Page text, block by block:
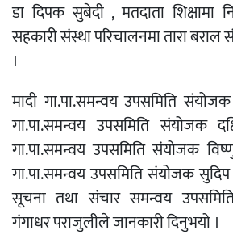
डा दिपक सुबेदी , मतदाता शिक्षामा
सहकारी संस्था परिचालनमा तारा
।
मादी गा.पा.समन्वय उपसमिति
गा.पा.समन्वय उपसमिति संयोजक
गा.पा.समन्वय उपसमिति संयोजक
गा.पा.समन्वय उपसमिति संयोजक
सूचना तथा संचार समन्वय
गंगाधर पराजुलीले जानकारी दिनुभयो ।